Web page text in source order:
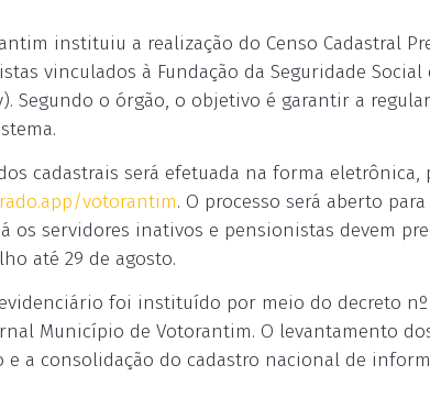
instituiu a realização do Censo Cadastral
vinculados à Fundação da Seguridade
Segundo o órgão, o objetivo é garantir a
cadastrais será efetuada na forma
votorantim. O processo será aberto
os servidores inativos e pensionistas devem
até 29 de agosto.
foi instituído por meio do decreto nº
Município de Votorantim. O levantamento
e a consolidação do cadastro nacional de